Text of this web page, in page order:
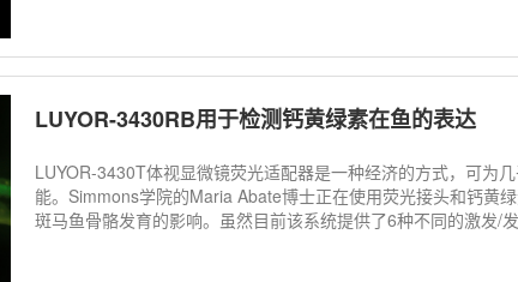
LUYOR-3430RB用于检测钙黄绿素在鱼的表达
LUYOR-3430T体视显微镜荧光适配器是一种经济的方式，可为
能。Simmons学院的Maria Abate博士正在使用荧光接头和钙黄
斑马鱼骨骼发育的影响。虽然目前该系统提供了6种不同的激发/